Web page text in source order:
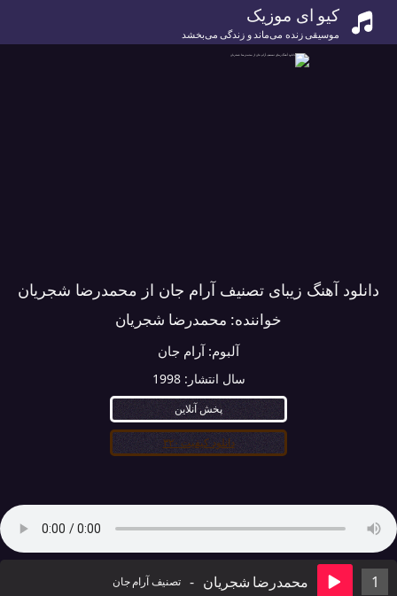
کیو ای موزیک
موسیقی زنده می‌ماند و زندگی می‌بخشد
دانلود آهنگ زیبای تصنیف آرام جان از محمدرضا شجریان
خواننده: محمدرضا شجریان
آلبوم:آرام جان
سال انتشار:1998
پخش آنلاین
دانلود کیفیت ۳۲۰
1 محمدرضا شجریان - تصنیف آرام جان